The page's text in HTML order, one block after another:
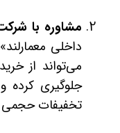
مشاوره با
داخلی
می‌تواند از
جلوگیری کرده و
تخفیفات حجمی